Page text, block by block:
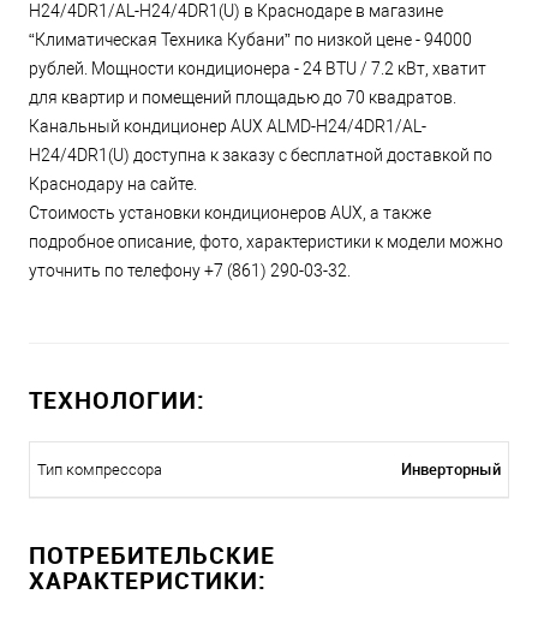
H24/4DR1/AL-H24/4DR1(U) в Краснодаре в магазине
“Климатическая Техника Кубани” по низкой цене - 94000
рублей. Мощности кондиционера - 24 BTU / 7.2 кВт, хватит
для квартир и помещений площадью до 70 квадратов.
Канальный кондиционер AUX ALMD-H24/4DR1/AL-
H24/4DR1(U) доступна к заказу с бесплатной доставкой по
Краснодару на сайте.
Стоимость установки кондиционеров AUX, а также
подробное описание, фото, характеристики к модели можно
уточнить по телефону +7 (861) 290-03-32.
ТЕХНОЛОГИИ:
Тип компрессора Инверторный
ПОТРЕБИТЕЛЬСКИЕ
ХАРАКТЕРИСТИКИ: